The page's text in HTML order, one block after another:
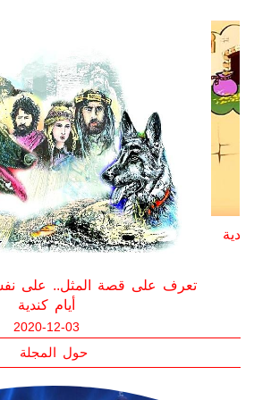
تعرف على قصة مثل.. مسمار
2020-12-03
حول المجلة